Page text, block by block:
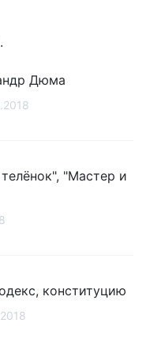
Дюма
"Мастер и
конституцию